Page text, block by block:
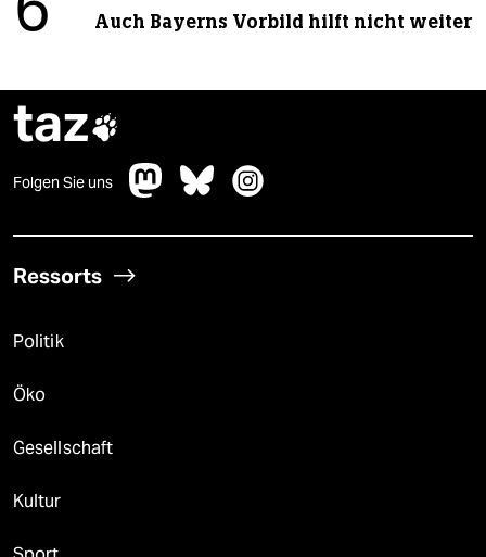
6 Auch Bayerns Vorbild hilft nicht weiter
taz
Folgen Sie uns
Ressorts
Politik
Öko
Gesellschaft
Kultur